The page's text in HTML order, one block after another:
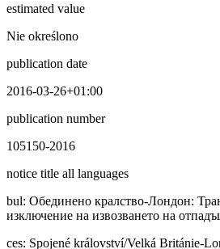
estimated value
Nie określono
publication date
2016-03-26+01:00
publication number
105150-2016
notice title all languages
bul: Обединено кралство-Лондон:
изключение на извозването на
ces: Spojené království/Velká Británie-